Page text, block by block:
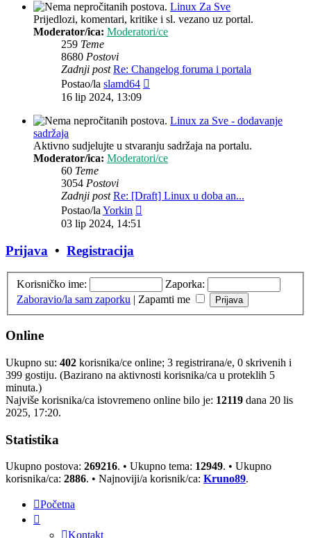
Linux Za Sve
Prijedlozi, komentari, kritike i sl. vezano uz portal.
Moderator/ica: Moderatori/ce
259 Teme
8680 Postovi
Zadnji post Re: Changelog foruma i portala
Postao/la slamd64
16 lip 2024, 13:09
Linux za Sve - dodavanje
sadržaja
Aktivno sudjelujte u stvaranju sadržaja na portalu.
Moderator/ica: Moderatori/ce
60 Teme
3054 Postovi
Zadnji post Re: [Draft] Linux u doba an...
Postao/laYorkin
03 lip 2024, 14:51
Prijava • Registracija
Korisničko ime:
Zaporka:
Zaboravio/la sam zaporku | Zapamti me
Online
Ukupno su: 402 korisnika/ce online; 3 registrirana/e, 0 skrivenih i
399 gostiju. (Bazirano na aktivnosti korisnika/ca u proteklih 5
minuta.)
Najviše korisnika/ca istovremeno online bilo je: 12119 dana 20 lis
2025, 17:20.
Statistika
Ukupno postova: 269216. • Ukupno tema: 12949. • Ukupno
korisnika/ca: 2886. • Najnoviji/a korisnik/ca: Kruno89.
Početna
Kontakt